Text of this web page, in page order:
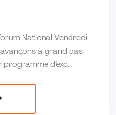
National Vendredi
à grand pas
d’exc...